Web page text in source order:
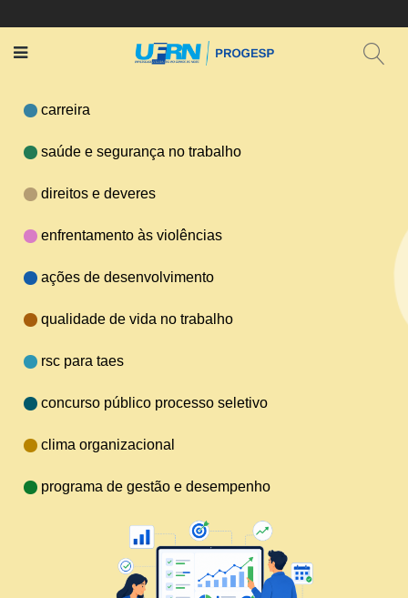
carreira
saúde e segurança no trabalho
direitos e deveres
enfrentamento às violências
ações de desenvolvimento
qualidade de vida no trabalho
rsc para taes
concurso público processo seletivo
clima organizacional
programa de gestão e desempenho